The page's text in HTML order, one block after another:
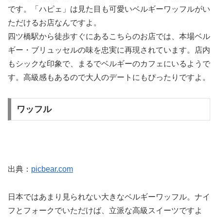
です。「ハピェ」は見た目も可愛いベルギーワッフルがい
ただけるお店なんですよ。
四ツ橋駅から徒歩すぐにあるこちらのお店では、本場ベル
ギー・ブリュッセルの味を忠実に再現されています。店内
もシックな印象で、まるでベルギーのカフェにいるようで
す。高級感もあるので大人のデートにもぴったりですよ。
ワッフル
出典： picbear.com
日本ではあまり見られない大きなベルギーワッフル。ナイ
フとフォークでいただけば、立派な高級スイーツですよ